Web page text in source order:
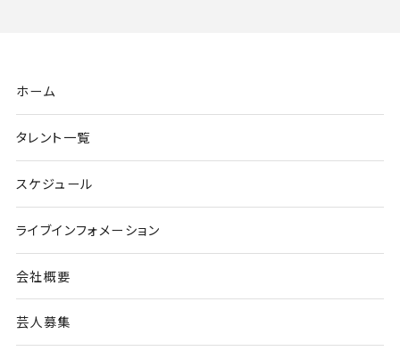
ホーム
タレント一覧
スケジュール
ライブインフォメーション
会社概要
芸人募集